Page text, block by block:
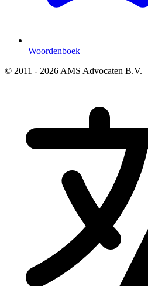
Woordenboek
© 2011 - 2026 AMS Advocaten B.V.